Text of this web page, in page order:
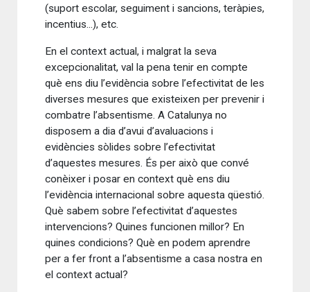
(suport escolar, seguiment i sancions, teràpies,
incentius...), etc.
En el context actual, i malgrat la seva
excepcionalitat, val la pena tenir en compte
què ens diu l’evidència sobre l’efectivitat de les
diverses mesures que existeixen per prevenir i
combatre l’absentisme. A Catalunya no
disposem a dia d’avui d’avaluacions i
evidències sòlides sobre l’efectivitat
d’aquestes mesures. És per això que convé
conèixer i posar en context què ens diu
l’evidència internacional sobre aquesta qüestió.
Què sabem sobre l’efectivitat d’aquestes
intervencions? Quines funcionen millor? En
quines condicions? Què en podem aprendre
per a fer front a l’absentisme a casa nostra en
el context actual?